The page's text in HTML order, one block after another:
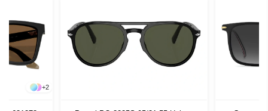
+2